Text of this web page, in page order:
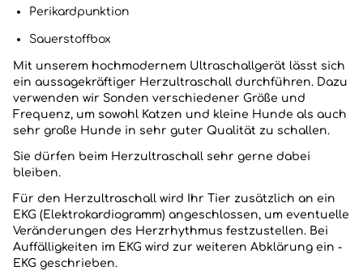
Perikardpunktion
Sauerstoffbox
Mit unserem hochmodernem Ultraschallgerät lässt sich
ein aussagekräftiger Herzultraschall durchführen. Dazu
verwenden wir Sonden verschiedener Größe und
Frequenz, um sowohl Katzen und kleine Hunde als auch
sehr große Hunde in sehr guter Qualität zu schallen.
Sie dürfen beim Herzultraschall sehr gerne dabei
bleiben.
Für den Herzultraschall wird Ihr Tier zusätzlich an ein
EKG (Elektrokardiogramm) angeschlossen, um eventuelle
Veränderungen des Herzrhythmus festzustellen. Bei
Auffälligkeiten im EKG wird zur weiteren Abklärung ein -
EKG geschrieben.